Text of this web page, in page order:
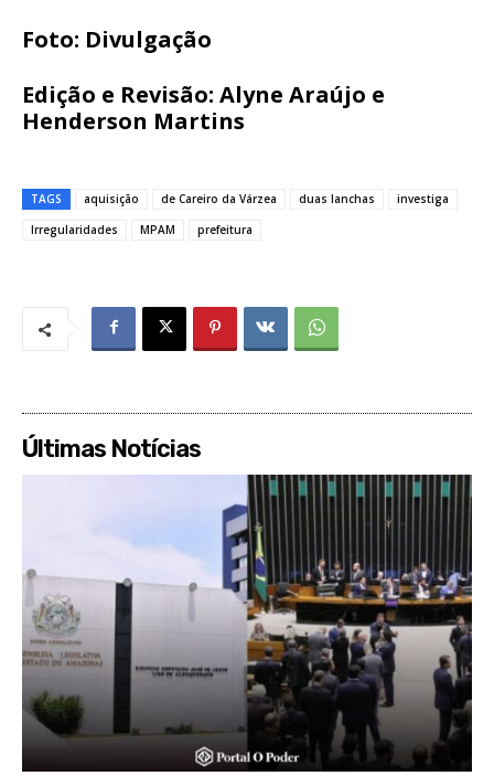
Foto: Divulgação
Edição e Revisão: Alyne Araújo e
Henderson Martins
TAGS aquisição de Careiro da Várzea duas lanchas
investiga
Irregularidades
MPAM prefeitura
Últimas Notícias